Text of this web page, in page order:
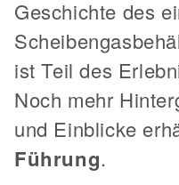
Geschichte des
ist Teil des
Noch mehr
und Einblicke
Führung.